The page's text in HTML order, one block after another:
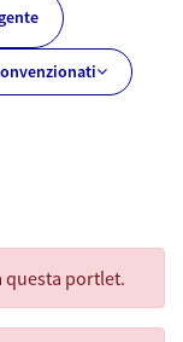
questa portlet.